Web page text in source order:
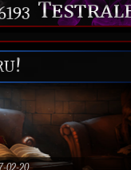
02-20